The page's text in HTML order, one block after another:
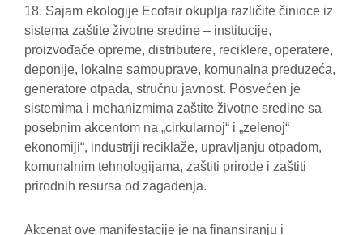
18. Sajam ekologije Ecofair okuplja različite činioce iz
sistema zaštite životne sredine – institucije,
proizvođače opreme, distributere, reciklere, operatere,
deponije, lokalne samouprave, komunalna preduzeća,
generatore otpada, stručnu javnost. Posvećen je
sistemima i mehanizmima zaštite životne sredine sa
posebnim akcentom na „cirkularnoj“ i „zelenoj“
ekonomiji“, industriji reciklaže, upravljanju otpadom,
komunalnim tehnologijama, zaštiti prirode i zaštiti
prirodnih resursa od zagađenja.
Akcenat ove manifestacije je na finansiranju i